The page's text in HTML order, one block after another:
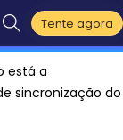
Tente agora
está a
sincronização do